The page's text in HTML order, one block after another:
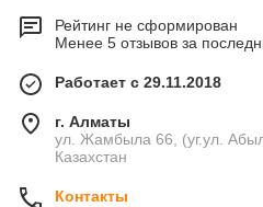
Рейтинг не сформирован
Менее 5 отзывов за
Работает с 29.11.2018
г. Алматы
ул. Жамбыла 66, (уг.ул.
Казахстан
Контакты